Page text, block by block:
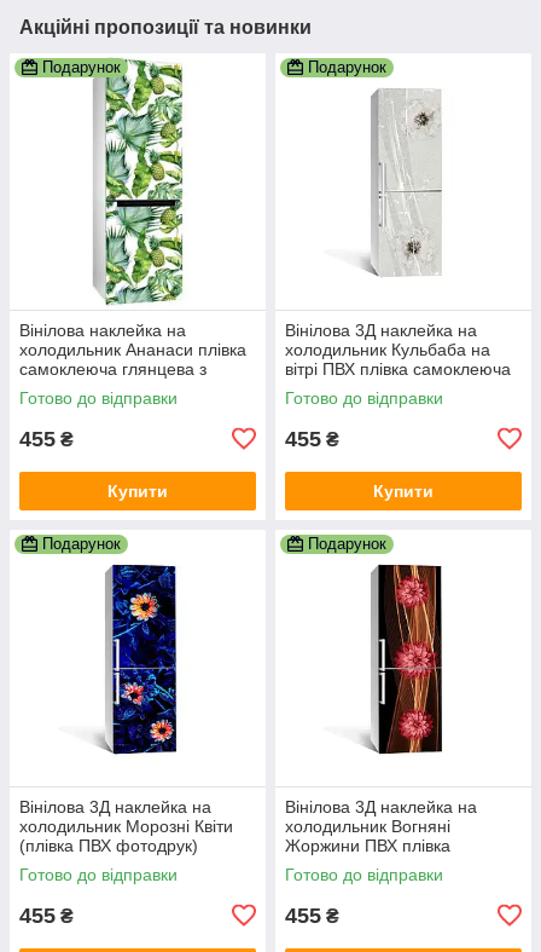
Акційні пропозиції та новинки
Подарунок
Вінілова наклейка на
холодильник Ананаси плівка
самоклеюча глянцева з
ламінацією 600х1800 мм
Готово до відправки
455 ₴
Купити
Подарунок
Вінілова 3Д наклейка на
холодильник Кульбаба на
вітрі ПВХ плівка самоклеюча
Текстури Сірий 600х1800 мм
Готово до відправки
455 ₴
Купити
Подарунок
Вінілова 3Д наклейка на
холодильник Морозні Квіти
(плівка ПВХ фотодрук)
600х1800 мм Абстракція
Синій
Готово до відправки
455 ₴
Подарунок
Вінілова 3Д наклейка на
холодильник Вогняні
Жоржини ПВХ плівка
самоклеюча квіти Абстракція
Коричневий
Готово до відправки
455 ₴